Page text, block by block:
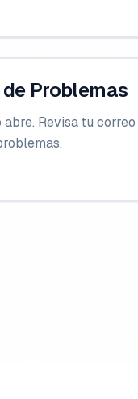
Problemas
Revisa tu correo